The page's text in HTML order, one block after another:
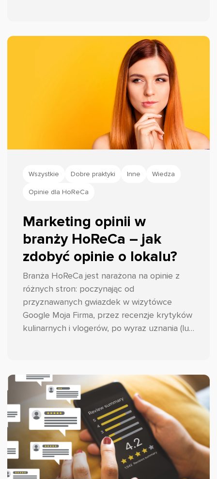
Wszystkie Dobre praktyki Inne Wiedza
Opinie dla HoReCa
Marketing opinii w
branży HoReCa – jak
zdobyć opinie o lokalu?
Branża HoReCa jest narażona na opinie z
różnych stron: poczynając od
przyznawanych gwiazdek w wizytówce
Google Moja Firma, przez recenzje krytyków
kulinarnych i vlogerów, po wyraz uznania (lub
ten proces i skutecznie zbierać opinie w
branży HoReCa!